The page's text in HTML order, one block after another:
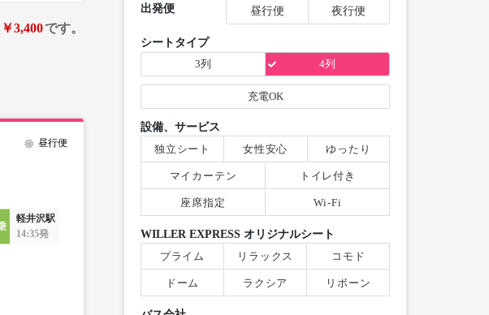
￥3,400です。
昼行便
軽井沢駅
14:35発
出発便 昼行便 夜行便
シートタイプ
3列
4列
充電OK
設備、サービス
独立シート
女性安心 ゆったり
マイカーテン トイレ付き
座席指定 Wi-Fi
WILLER EXPRESS オリジナルシート
プライム
リラックス コモド
ドーム ラクシア リボーン